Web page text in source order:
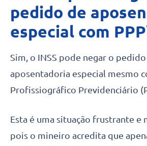
pedido de
especial com
Sim, o INSS pode negar o
aposentadoria especial mesmo
Profissiográfico Previdenciário
Esta é uma situação frustrante e
pois o mineiro acredita que